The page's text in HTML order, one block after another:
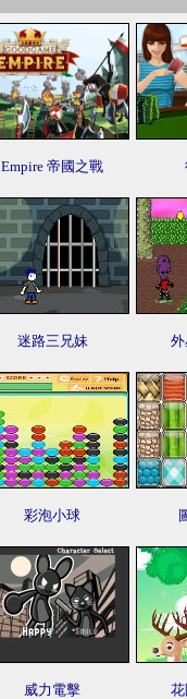
Empire 帝國之戰
迷路三兄妹
彩泡小球
威力電擊